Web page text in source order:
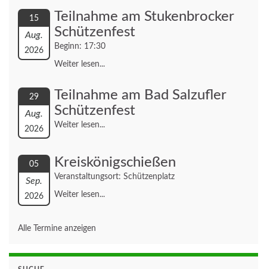
15
Aug.
2026
Teilnahme am Stukenbrocker
Schützenfest
Beginn: 17:30
Weiter lesen...
29
Aug.
2026
Teilnahme am Bad Salzufler
Schützenfest
Weiter lesen...
05
Sep.
2026
Kreiskönigschießen
Veranstaltungsort: Schützenplatz
Weiter lesen...
Alle Termine anzeigen